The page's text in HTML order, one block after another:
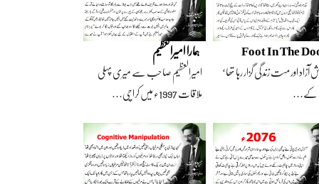
Foot In The
آزاد اور مست زندگی گزار رہا تھا‘
کے…
ہمارا امیرالعظیم
امیرالعظیم صاحب سے میری پہلی
ملاقات 1997ء میں کراچی…